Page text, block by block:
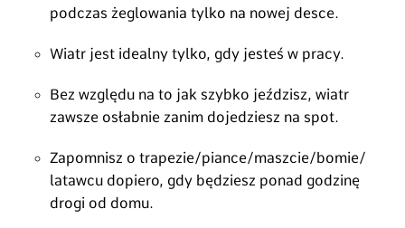
podczas żeglowania tylko na nowej desce.
Wiatr jest idealny tylko, gdy jesteś w pracy.
Bez względu na to jak szybko jeździsz, wiatr
zawsze osłabnie zanim dojedziesz na spot.
Zapomnisz o trapezie/piance/maszcie/bomie/
latawcu dopiero, gdy będziesz ponad godzinę
drogi od domu.